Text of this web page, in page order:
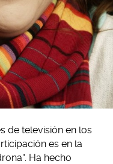
de televisión en los
es en la
Ha hecho